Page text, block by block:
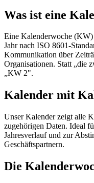
Was ist eine
Eine Kalenderwoche
Jahr nach ISO 8601-
Kommunikation über
Organisationen. Statt „die
„KW 2".
Kalender mit
Unser Kalender zeigt alle
zugehörigen Daten. Ideal
Jahresverlauf und zur
Geschäftspartnern.
Die